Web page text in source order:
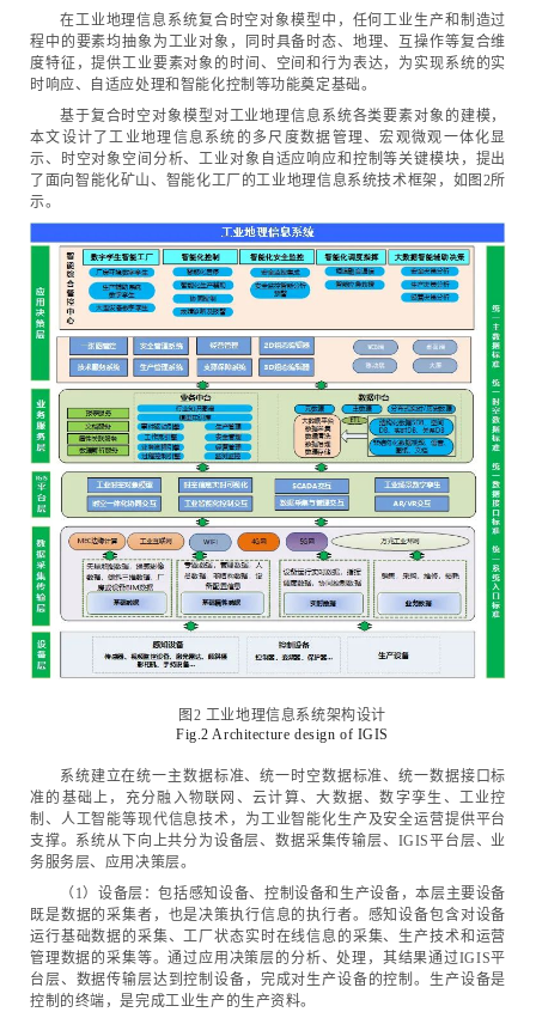
在工业地理信息系统复合时空对象模型中，任何工业生产和制造过
程中的要素均抽象为工业对象，同时具备时态、地理、互操作等复合维
度特征，提供工业要素对象的时间、空间和行为表达，为实现系统的实
时响应、自适应处理和智能化控制等功能奠定基础。
基于复合时空对象模型对工业地理信息系统各类要素对象的建模，
本文设计了工业地理信息系统的多尺度数据管理、宏观微观一体化显
示、时空对象空间分析、工业对象自适应响应和控制等关键模块，提出
了面向智能化矿山、智能化工厂的工业地理信息系统技术框架，如图2所
示。
图2 工业地理信息系统架构设计
Fig.2 Architecture design of IGIS
系统建立在统一主数据标准、统一时空数据标准、统一数据接口标
准的基础上，充分融入物联网、云计算、大数据、数字孪生、工业控
制、人工智能等现代信息技术，为工业智能化生产及安全运营提供平台
支撑。系统从下向上共分为设备层、数据采集传输层、IGIS平台层、业
务服务层、应用决策层。
（1）设备层：包括感知设备、控制设备和生产设备，本层主要设备
既是数据的采集者，也是决策执行信息的执行者。感知设备包含对设备
运行基础数据的采集、工厂状态实时在线信息的采集、生产技术和运营
管理数据的采集等。通过应用决策层的分析、处理，其结果通过IGIS平
台层、数据传输层达到控制设备，完成对生产设备的控制。生产设备是
控制的终端，是完成工业生产的生产资料。